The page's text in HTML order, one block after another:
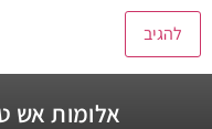
אלומות אש